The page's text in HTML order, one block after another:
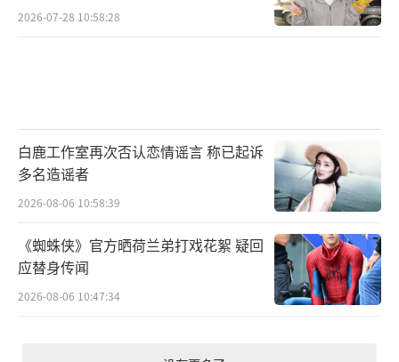
2026-07-28 10:58:28
白鹿工作室再次否认恋情谣言 称已起诉
多名造谣者
2026-08-06 10:58:39
《蜘蛛侠》官方晒荷兰弟打戏花絮 疑回
应替身传闻
2026-08-06 10:47:34